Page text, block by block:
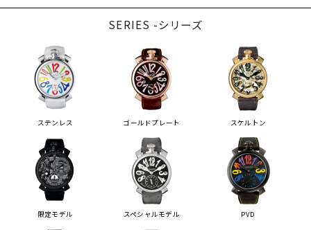
SERIES -シリーズ
ステンレス ゴールドプレート スケルトン
限定モデル スペシャルモデル PVD